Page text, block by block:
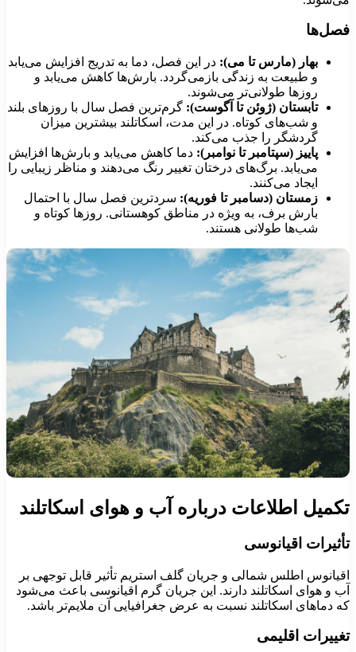
بهار (مارس تا می):در این فصل، دما به تدریج افزایش می‌یابد
و طبیعت به زندگی بازمی‌گردد. بارش‌ها کاهش می‌یابد و
روزها طولانی‌تر می‌شوند.
تابستان (ژوئن تا آگوست):گرم‌ترین فصل سال با روزهای بلند
و شب‌های کوتاه. در این مدت، اسکاتلند بیشترین میزان
گردشگر را جذب می‌کند.
پاییز (سپتامبر تا نوامبر): دما کاهش می‌یابد و بارش‌ها افزایش
می‌یابد. برگ‌های درختان تغییر رنگ می‌دهند و مناظر زیبایی را
ایجاد می‌کنند.
زمستان (دسامبر تا فوریه):سردترین فصل سال با احتمال
بارش برف، به ویژه در مناطق کوهستانی. روزها کوتاه و
شب‌ها طولانی هستند.
اطلاعات درباره آب و هوای اسکاتلند
اقیانوسی
اطلس شمالی و جریان گلف استریم تأثیر قابل توجهی بر
و هوای اسکاتلند دارند. این جریان گرم اقیانوسی باعث می‌شود
دماهای اسکاتلند نسبت به عرض جغرافیایی آن ملایم‌تر باشد.
اقلیمی